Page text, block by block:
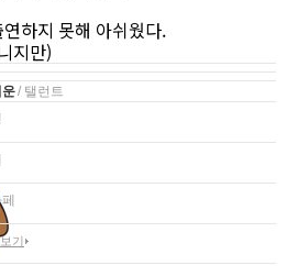
하지 못해 아쉬웠다.
지만)
운/ 탤런트
기